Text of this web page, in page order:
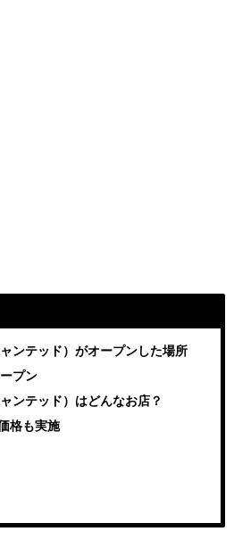
ンテッド）がオープンした場所
プン
ンテッド）はどんなお店？
格も実施